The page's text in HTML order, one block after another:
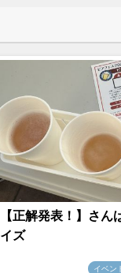
【正解発表！】さ
イズ
イベン